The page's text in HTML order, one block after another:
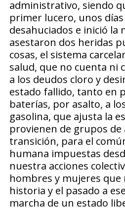
administrativo, siendo
primer lucero, unos
desahuciados e inició
asestaron dos heridas
cosas, el sistema
salud, que no cuenta ni
a los deudos cloro y
estado fallido, tanto en
baterías, por asalto, a
gasolina, que ajusta la
provienen de grupos de
transición, para el
humana impuestas
nuestra acciones
hombres y mujeres que
historia y el pasado a
marcha de un estado